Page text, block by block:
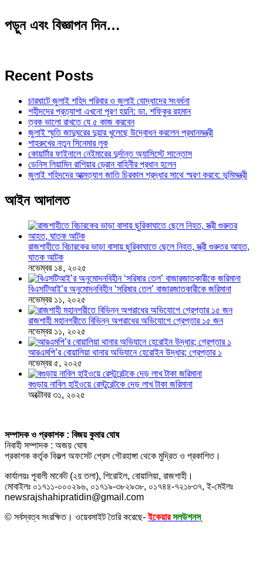
পড়ুন এবং বিজ্ঞাপন দিন…
Recent Posts
চারঘাটে জুলাই শহিদ পরিবার ও জুলাই যোদ্ধাদের সংবর্ধনা
শহীদদের প্রত্যাশা এখনো পূরণ হয়নি: ডা. শফিকুর রহমান
ত্বক ভালো রাখতে যে ৫ কাজ করবেন
জুলাই স্মৃতি জাদুঘরের দুয়ার খুলেছে উদ্বোধন করলেন প্রধানমন্ত্রী
শাহরুখের নতুন সিনেমার লুক
কোয়ার্টার ফাইনালে নেইমারের দুর্দান্ত অ্যাসিস্টে সান্তোস
ডেনিস লিয়ামিন রাশিয়ার ড্রোন বাহিনীর প্রধান হলেন
জুলাই শহিদদের আত্মত্যাগ জাতি চিরকাল শ্রদ্ধার সাথে স্মরণ করবে: ভূমিমন্ত্রী
আইন আদালত
রাজশাহীতে বিচারকের ভাড়া বাসায় ছুরিকাঘাতে ছেলে নিহত, স্ত্রী গুরুতর আহত,
ঘাতক আটক
নভেম্বর ১৪, ২০২৫
বিএসটিআই’র অনুমোদনবিহীন ‘সরিষার তেল’ বাজারজাতকারীকে জরিমানা
নভেম্বর ১১, ২০২৫
রাজশাহী মহানগরীতে বিভিন্ন অপরাধের অভিযোগে গ্রেপ্তার ১৫ জন
নভেম্বর ১১, ২০২৫
আরএমপি’র বোয়ালিয়া থানার অভিযানে হেরোইন উদ্ধার; গ্রেপ্তার ১
নভেম্বর ৫, ২০২৫
বগুড়ায় নাবিল হাইওয়ে রেস্টুরেন্টকে দেড় লাখ টাকা জরিমানা
অক্টোবর ৩১, ২০২৫
সম্পাদক ও প্রকাশক : বিজয় কুমার ঘোষ
নিবাহী সম্পাদক : অজয় ঘোষ
প্রকাশক কর্তৃক বিকল্প অফসেট প্রেস গৌরহাঙ্গা থেকে মুদ্রিত ও প্রকাশিত।
কার্যালয়ঃ পূবালী মার্কেট (২য় তলা), শিরোইল, বোয়ালিয়া, রাজশাহী।
মোবাইলঃ ০১৭১১-০০০২৯৬, ০১৭১৯-৩৮২৯৩৮, ০১৭৪৪-৭২১৮৩৭, ই-মেইলঃ
newsrajshahipratidin@gmail.com
© সর্বস্বত্ব সংরক্ষিত। ওয়েবসাইট তৈরি করেছে-ইকেয়ার সলউশনস্